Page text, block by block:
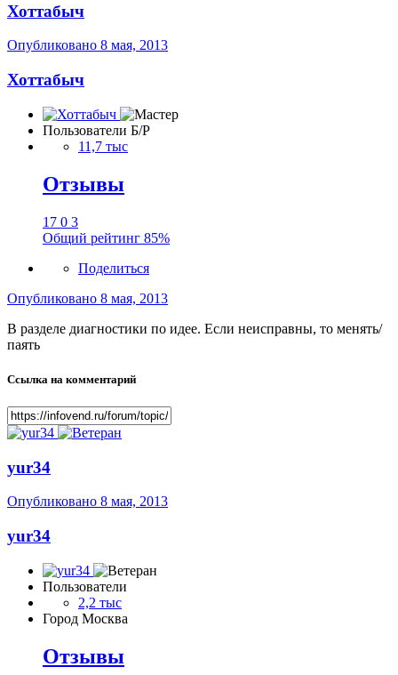
Хоттабыч
Опубликовано 8 мая, 2013
Хоттабыч
Пользователи Б/Р
11,7 тыс
Отзывы
17 0 3
Общий рейтинг 85%
Поделиться
Опубликовано 8 мая, 2013
В разделе диагностики по идее. Если неисправны, то менять/
паять
Ссылка на комментарий
yur34
Опубликовано 8 мая, 2013
yur34
Пользователи
2,2 тыс
Город Москва
Отзывы